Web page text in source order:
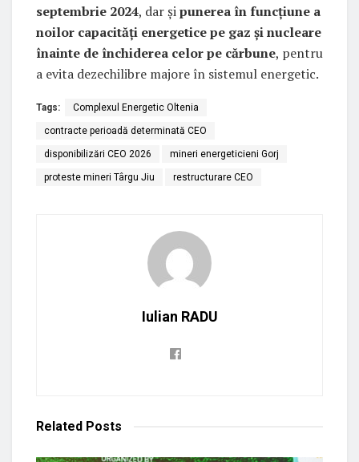
septembrie 2024, dar șipunerea în funcțiune a
noilor capacități energetice pe gaz și nucleare
înainte de închiderea celor pe cărbune, pentru
a evita dezechilibre majore în sistemul energetic.
Tags: Complexul Energetic Oltenia
contracte perioadă determinată CEO
disponibilizări CEO 2026 mineri energeticieni Gorj
proteste mineri Târgu Jiu restructurare CEO
Iulian RADU
Related Posts